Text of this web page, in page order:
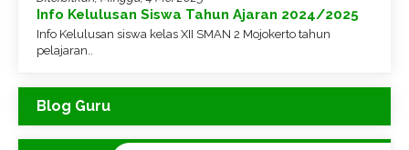
Info Kelulusan Siswa Tahun Ajaran 2024/2025
Info Kelulusan siswa kelas XII SMAN 2 Mojokerto tahun
pelajaran..
Blog Guru